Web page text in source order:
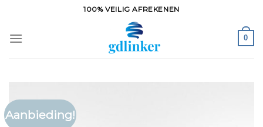
inhoud
100% VEILIG AFREKENEN
0
Aanbieding!